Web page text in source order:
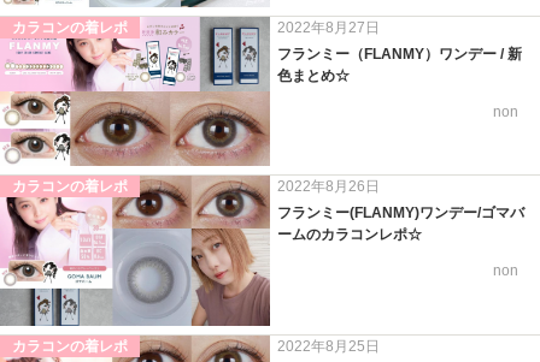
カラコンの着レポ
2022年8月27日
フランミー（FLANMY）ワンデー / 新
色まとめ☆
non
カラコンの着レポ
2022年8月26日
フランミー(FLANMY)ワンデー/ゴマバ
ームのカラコンレポ☆
non
カラコンの着レポ
2022年8月25日